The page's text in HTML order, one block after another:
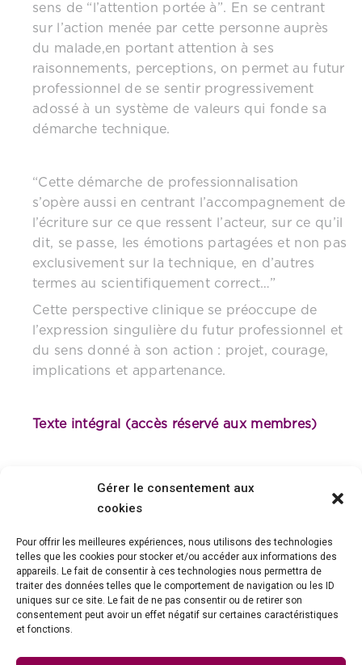
Gérer le consentement aux
cookies
Pour offrir les meilleures expériences, nous utilisons des technologies
telles que les cookies pour stocker et/ou accéder aux informations des
appareils. Le fait de consentir à ces technologies nous permettra de
traiter des données telles que le comportement de navigation ou les ID
uniques sur ce site. Le fait de ne pas consentir ou de retirer son
consentement peut avoir un effet négatif sur certaines caractéristiques
et fonctions.
sens de “l’attention portée à”. En se centrant
sur l’action menée par cette personne auprès
du malade,en portant attention à ses
raisonnements, perceptions, on permet au futur
professionnel de se sentir progressivement
adossé à un système de valeurs qui fonde sa
démarche technique.
“Cette démarche de professionnalisation
s’opère aussi en centrant l’accompagnement de
l’écriture sur ce que ressent l’acteur, sur ce qu’il
dit, se passe, les émotions partagées et non pas
exclusivement sur la technique, en d’autres
termes au scientifiquement correct…”
Cette perspective clinique se préoccupe de
l’expression singulière du futur professionnel et
du sens donné à son action : projet, courage,
implications et appartenance.
Texte intégral (accès réservé aux membres)